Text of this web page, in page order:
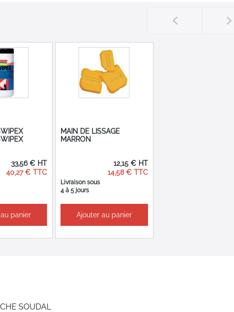
SOUDAL
40,27 €
33,56 €
panier
MAIN DE LISSAGE
MARRON
Livraison sous
4 à 5 jours
14,58 €
12,15 €
Ajouter au panier